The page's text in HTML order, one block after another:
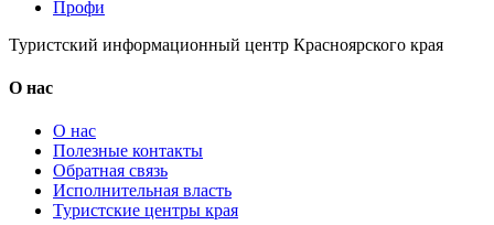
Профи
Туристский информационный центр Красноярского края
О нас
О нас
Полезные контакты
Обратная связь
Исполнительная власть
Туристские центры края